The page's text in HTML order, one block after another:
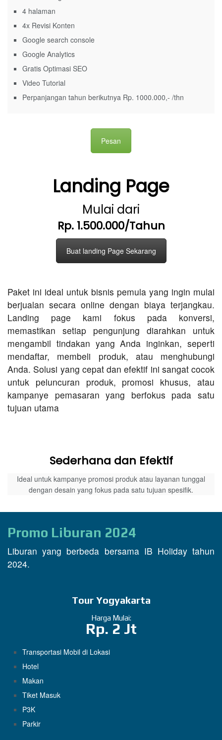
4 halaman
4x Revisi Konten
Google search console
Google Analytics
Gratis Optimasi SEO
Video Tutorial
Perpanjangan tahun berikutnya Rp. 1000.000,- /thn
Pesan
Landing Page
Mulai dari
Rp. 1.500.000/Tahun
Buat landing Page Sekarang
Paket ini ideal untuk bisnis pemula yang ingin mulai
berjualan secara online dengan biaya terjangkau.
Landing page kami fokus pada konversi,
memastikan setiap pengunjung diarahkan untuk
mengambil tindakan yang Anda inginkan, seperti
mendaftar, membeli produk, atau menghubungi
Anda. Solusi yang cepat dan efektif ini sangat cocok
untuk peluncuran produk, promosi khusus, atau
kampanye pemasaran yang berfokus pada satu
tujuan utama
Sederhana dan Efektif
Ideal untuk kampanye promosi produk atau layanan tunggal
dengan desain yang fokus pada satu tujuan spesifik.
Promo Liburan 2024
Liburan yang berbeda bersama IB Holiday tahun
2024.
Tour Yogyakarta
Harga Mulai:
Rp. 2 Jt
Transportasi Mobil di Lokasi
Hotel
Makan
Tiket Masuk
P3K
Parkir